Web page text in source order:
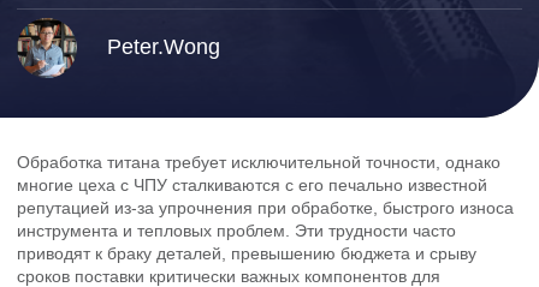
Peter.Wong
Обработка титана требует исключительной точности, однако
многие цеха с ЧПУ сталкиваются с его печально известной
репутацией из-за упрочнения при обработке, быстрого износа
инструмента и тепловых проблем. Эти трудности часто
приводят к браку деталей, превышению бюджета и срыву
сроков поставки критически важных компонентов для